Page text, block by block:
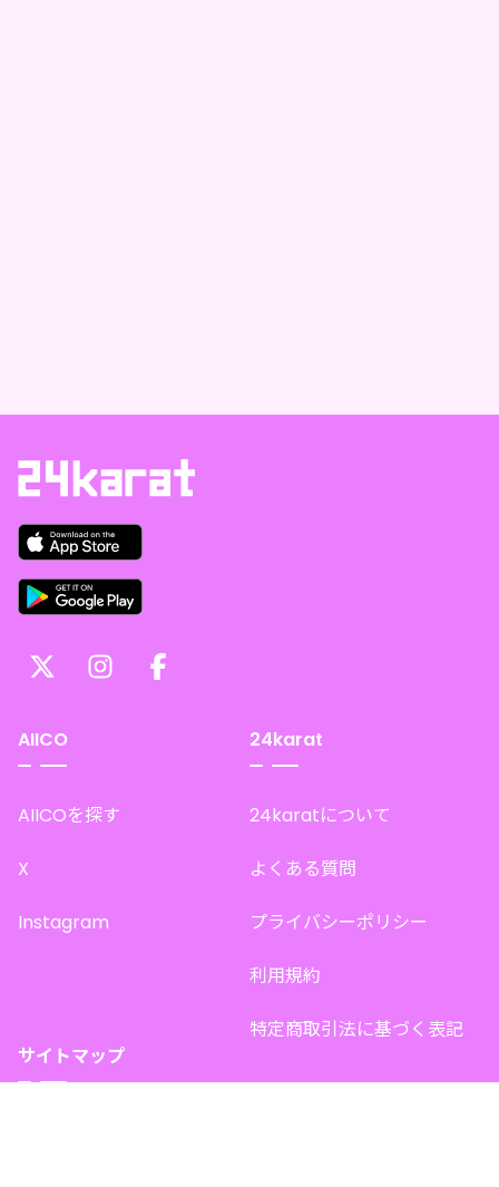
AIICO
AIICOを探す
X
Instagram
24karat
24karatについて
よくある質問
プライバシーポリシー
利用規約
特定商取引法に基づく表記
サイトマップ